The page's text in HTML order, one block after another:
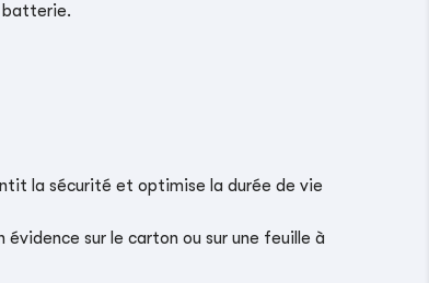
batterie.
la sécurité et optimise la durée de vie
sur le carton ou sur une feuille à